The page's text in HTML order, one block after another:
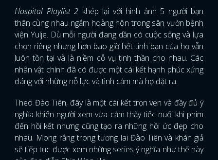
Hospital Playlist 2 khép lại với hình ảnh 5 người bạn
thân cùng nhau ngắm hoàng hôn trong sân vườn bệnh
viện Yulje. Dù mỗi người đang dần có cuộc sống và lựa
chọn riêng nhưng hơn bao giờ hết tình bạn của họ vẫn
luôn tồn tại và là niềm cỗ vụ tinh thần cho nhau. Các
nhân vật chính đã có được một cái kết hạnh phúc xứng
đáng với những nỗ lực và tình cảm mà họ đặt ra.
Theo Đào Tiên, đây là một cái kết trọn vẹn và đầy đủ ý
nghĩa khiến người xem vừa cảm thấy tiếc nuối khi phim
đến hồi kết nhưng cũng tạo ra những hồi ức đẹp cho
nhau. Mong rằng trong tương lai Đào Tiên và khán giả
sẽ tiếp tục được xem những series ý nghĩa như thế này